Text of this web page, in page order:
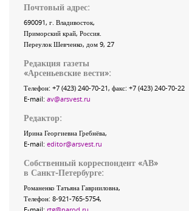
Почтовый адрес:
690091, г. Владивосток,
Приморский край, Россия
Переулок Шевченко, дом 9, 27
Редакция газеты
«Арсеньевские вести»:
Телефон: +7 (423) 240-70-21, факс: +7 (423) 240-70-22
E-mail: av@arsvest.ru
Редактор:
Ирина Георгиевна Гребнёва,
E-mail: editor@arsvest.ru
Собственный корреспондент «АВ»
в Санкт-Петербурге:
Романенко Татьяна Гаврииловна,
Телефон: 8-921-765-5754,